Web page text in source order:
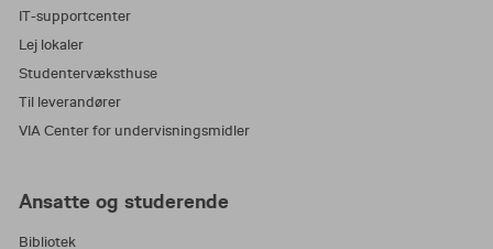
IT-supportcenter
Lej lokaler
Studentervæksthuse
Til leverandører
VIA Center for undervisningsmidler
Ansatte og studerende
Bibliotek